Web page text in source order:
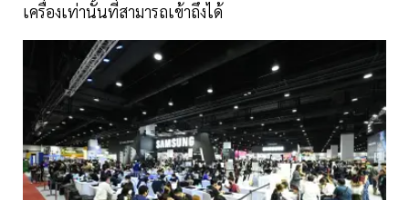
เครื่องเท่านั้นที่สามารถเข้าถึงได้